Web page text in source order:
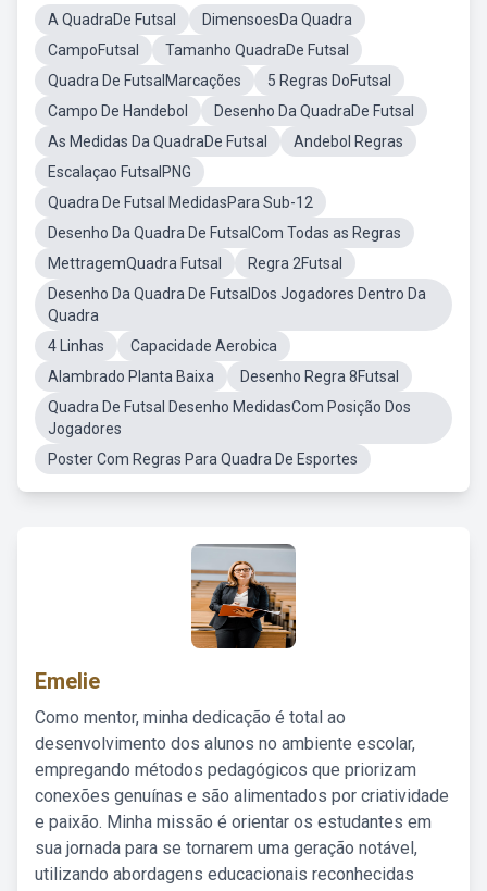
A QuadraDe Futsal
DimensoesDa Quadra
CampoFutsal
Tamanho QuadraDe Futsal
Quadra De FutsalMarcações
5 Regras DoFutsal
Campo De Handebol
Desenho Da QuadraDe Futsal
As Medidas Da QuadraDe Futsal
Andebol Regras
Escalaçao FutsalPNG
Quadra De Futsal MedidasPara Sub-12
Desenho Da Quadra De FutsalCom Todas as Regras
MettragemQuadra Futsal
Regra 2Futsal
Desenho Da Quadra De FutsalDos Jogadores Dentro Da
Quadra
4 Linhas
Capacidade Aerobica
Alambrado Planta Baixa
Desenho Regra 8Futsal
Quadra De Futsal Desenho MedidasCom Posição Dos
Jogadores
Poster Com Regras Para Quadra De Esportes
Emelie
Como mentor, minha dedicação é total ao
desenvolvimento dos alunos no ambiente escolar,
empregando métodos pedagógicos que priorizam
conexões genuínas e são alimentados por criatividade
e paixão. Minha missão é orientar os estudantes em
sua jornada para se tornarem uma geração notável,
utilizando abordagens educacionais reconhecidas